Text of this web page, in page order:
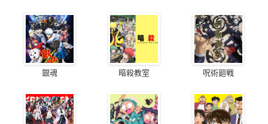
銀魂 暗殺教室 呪術廻戦